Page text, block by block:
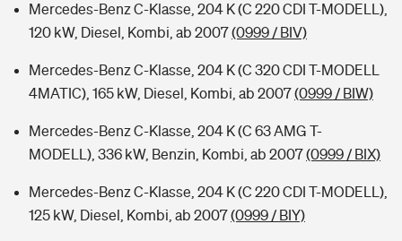
Mercedes-Benz C-Klasse, 204 K (C 220 CDI T-MODELL),
120 kW, Diesel, Kombi, ab 2007(0999 / BIV)
Mercedes-Benz C-Klasse, 204 K (C 320 CDI T-MODELL
4MATIC), 165 kW, Diesel, Kombi, ab 2007(0999 / BIW)
Mercedes-Benz C-Klasse, 204 K (C 63 AMG T-
MODELL), 336 kW, Benzin, Kombi, ab 2007(0999 / BIX)
Mercedes-Benz C-Klasse, 204 K (C 220 CDI T-MODELL),
125 kW, Diesel, Kombi, ab 2007(0999 / BIY)